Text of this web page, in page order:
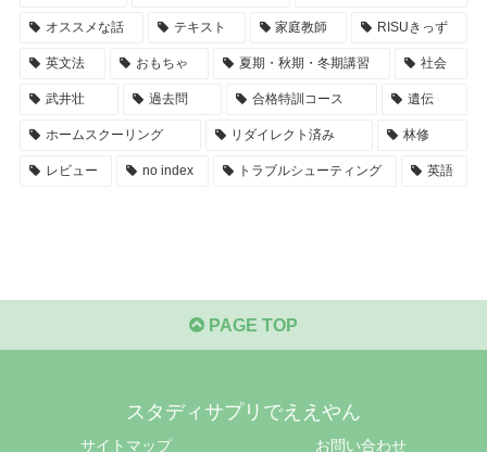
オススメな話 テキスト 家庭教師 RISUきっず
英文法 おもちゃ 夏期・秋期・冬期講習 社会
武井壮 過去問 合格特訓コース 遺伝
ホームスクーリング リダイレクト済み 林修
レビュー no index トラブルシューティング 英語
PAGE TOP
スタディサプリでええやん
サイトマップ お問い合わせ